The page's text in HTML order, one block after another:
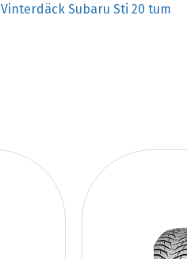
Vinterdäck Subaru Sti 20 tum